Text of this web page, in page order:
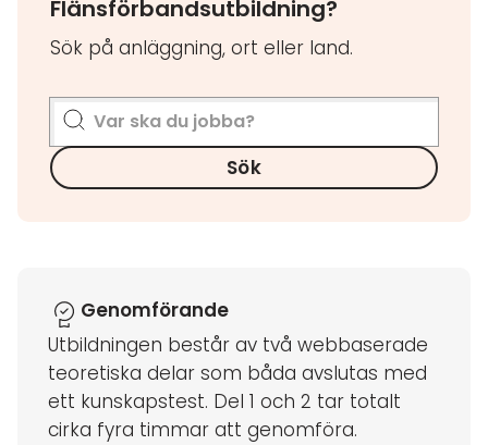
Flänsförbandsutbildning?
Sök på anläggning, ort eller land.
Sök
Genomförande
Utbildningen består av två webbaserade
teoretiska delar som båda avslutas med
ett kunskapstest. Del 1 och 2 tar totalt
cirka fyra timmar att genomföra.